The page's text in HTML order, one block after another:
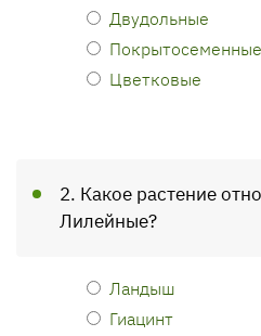
Двудольные
Покрытосеменные
Цветковые
2. Какое растение
Лилейные?
Ландыш
Гиацинт